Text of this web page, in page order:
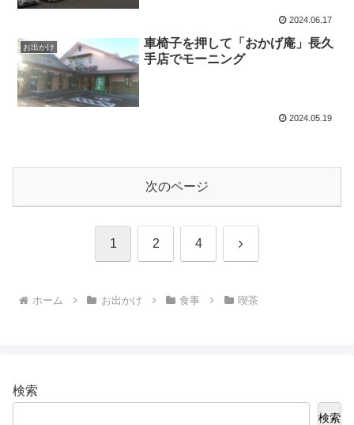
2024.06.17
お出かけ
車椅子を押して「おかげ庵」長久
手店でモーニング
2024.05.19
次のページ
1 2 4 次
ホーム お出かけ 食事 喫茶
検索
検索